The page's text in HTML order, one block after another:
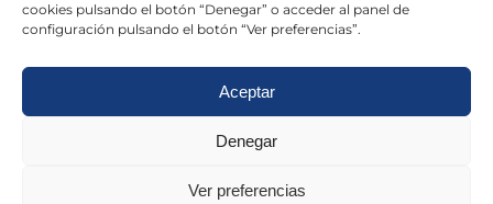
cookies pulsando el botón “Denegar” o acceder al panel de
configuración pulsando el botón “Ver preferencias”.
Aceptar
Denegar
Ver preferencias
Politica de cookies|Aviso Legal